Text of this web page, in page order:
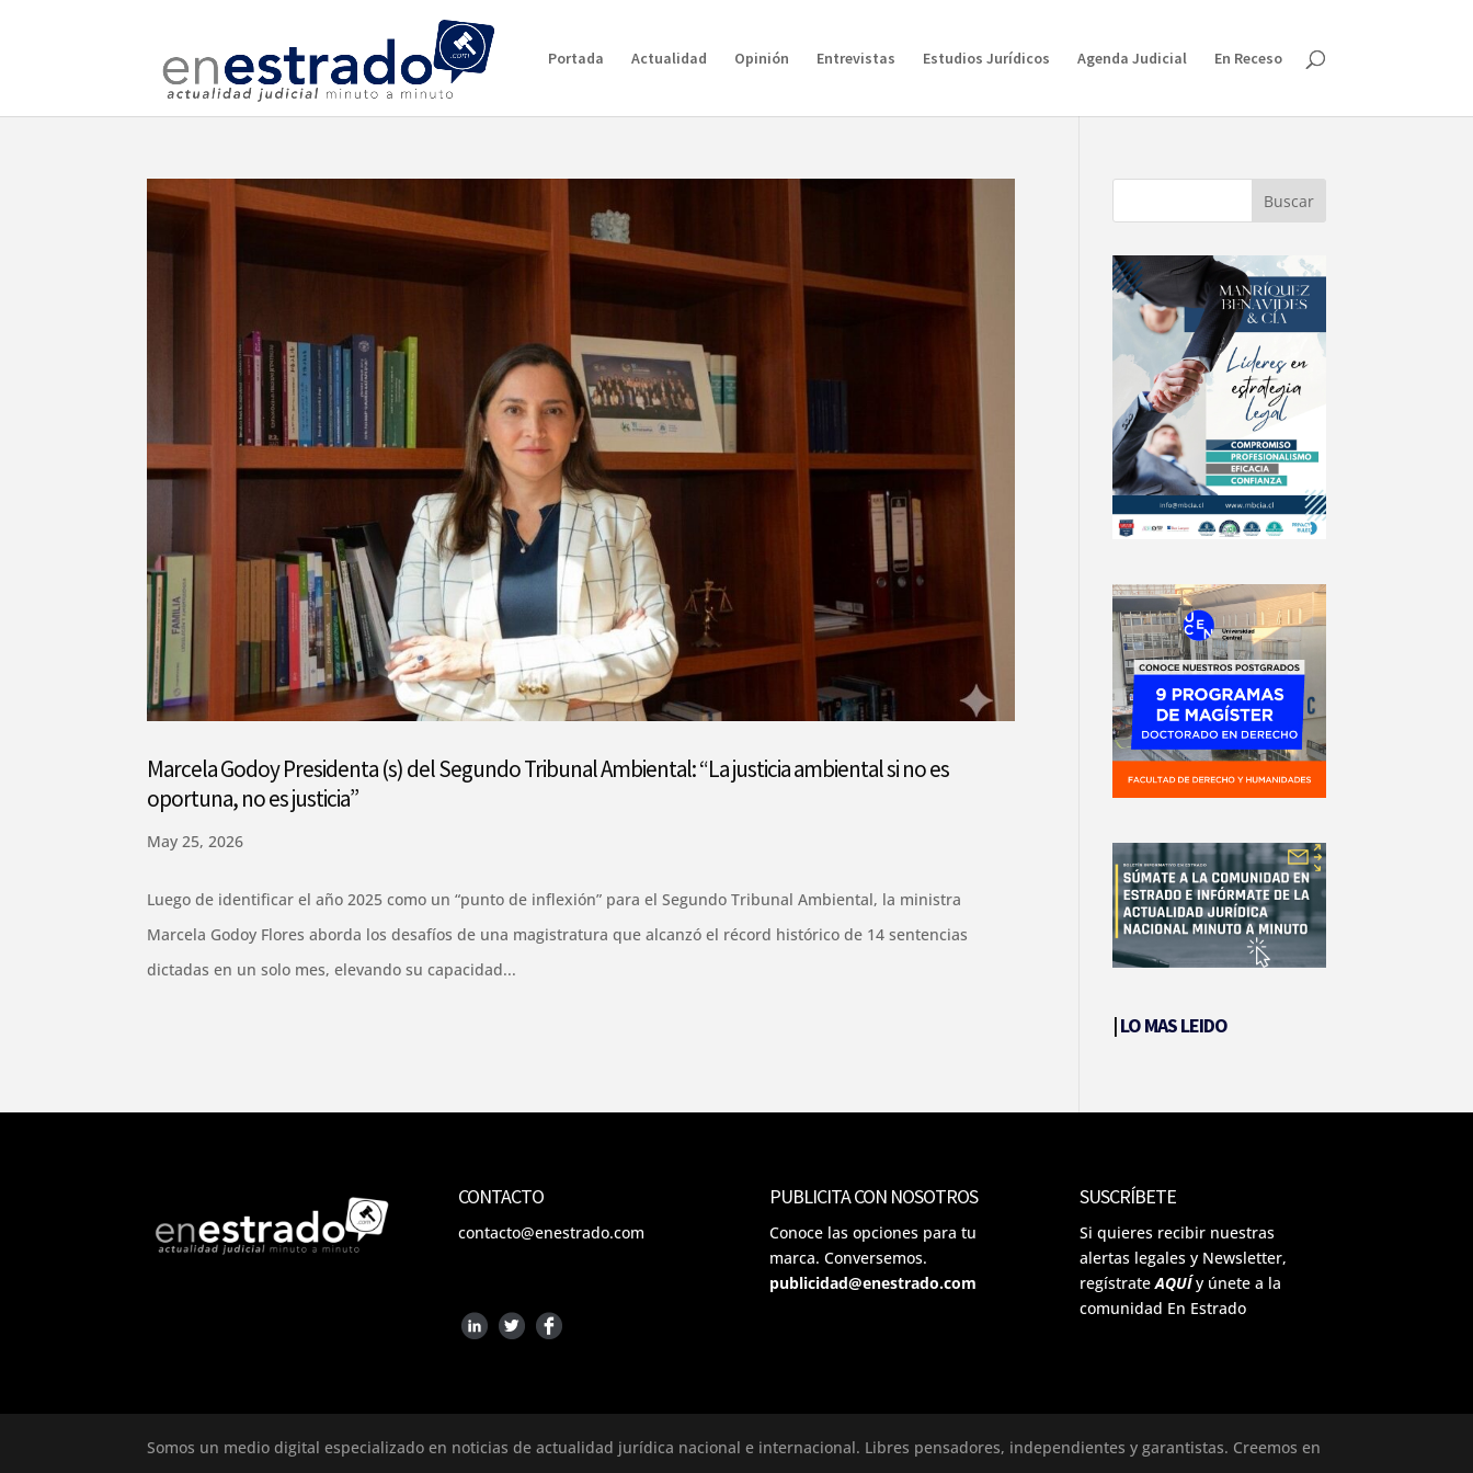
Portada Actualidad Opinión Entrevistas Estudios Jurídicos Agenda Judicial En Receso
Marcela Godoy Presidenta (s) del Segundo Tribunal Ambiental: “La justicia ambiental si no es
oportuna, no es justicia”
May 25, 2026
Luego de identificar el año 2025 como un “punto de inflexión” para el Segundo Tribunal Ambiental, la ministra
Marcela Godoy Flores aborda los desafíos de una magistratura que alcanzó el récord histórico de 14 sentencias
dictadas en un solo mes, elevando su capacidad...
|LO MAS LEIDO
CONTACTO
contacto@enestrado.com
PUBLICITA CON NOSOTROS
Conoce las opciones para tu
marca. Conversemos.
publicidad@enestrado.com
SUSCRÍBETE
Si quieres recibir nuestras
alertas legales y Newsletter,
regístrateAQUÍ y únete a la
comunidad En Estrado
Somos un medio digital especializado en noticias de actualidad jurídica nacional e internacional. Libres pensadores, independientes y garantistas. Creemos en